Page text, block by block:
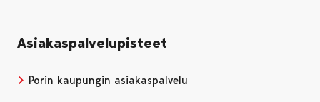
Asiakaspalvelupisteet
Porin kaupungin asiakaspalvelu